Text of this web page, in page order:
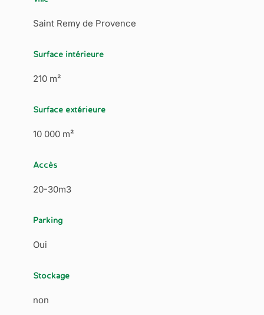
Saint Remy de Provence
Surface intérieure
210 m²
Surface extérieure
10 000 m²
Accès
20-30m3
Parking
Oui
Stockage
non